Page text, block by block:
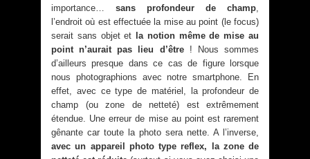
importance… sans profondeur de champ
l’endroit où est effectuée la mise au point (le focus)
serait sans objet et
la notion même de mise au
point n’aurait pas lieu d’être! Nous sommes
d’ailleurs presque dans ce cas de figure lorsque
nous photographions avec notre smartphone. En
effet, avec ce type de matériel, la profondeur de
champ (ou zone de netteté) est extrêmement
étendue. Une erreur de mise au point est rarement
gênante car toute la photo sera nette. A l’inverse,
avec un appareil photo type reflex, la zone de